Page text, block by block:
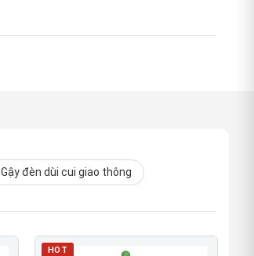
Gậy đèn dùi cui giao thông
HOT